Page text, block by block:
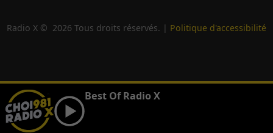
Radio X © 2026 Tous droits réservés. | Politique d'accessibilité
Best Of Radio X